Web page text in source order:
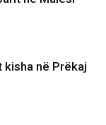
kisha në Prëkaj